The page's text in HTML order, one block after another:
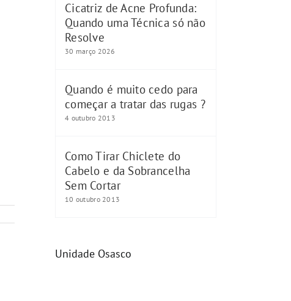
Cicatriz de Acne Profunda:
Quando uma Técnica só não
Resolve
30 março 2026
Quando é muito cedo para
começar a tratar das rugas ?
4 outubro 2013
Como Tirar Chiclete do
Cabelo e da Sobrancelha
Sem Cortar
10 outubro 2013
Unidade Osasco